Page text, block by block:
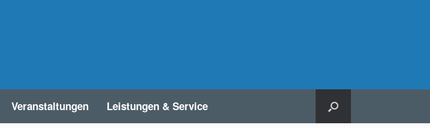
Veranstaltungen Leistungen & Service